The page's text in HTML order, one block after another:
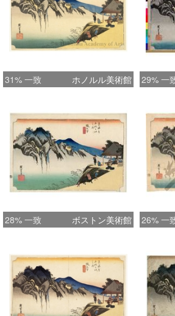
31% 一致 ホノルル美術館 29% 一
28% 一致 ボストン美術館 26% 一